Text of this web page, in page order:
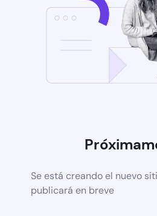
Se está creando el nuevo
publicará en breve